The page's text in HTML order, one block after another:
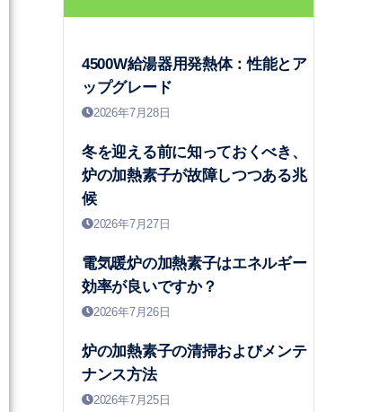
4500W給湯器用発熱体：性能とア
ップグレード
2026年7月28日
冬を迎える前に知っておくべき、
炉の加熱素子が故障しつつある兆
候
2026年7月27日
電気暖炉の加熱素子はエネルギー
効率が良いですか？
2026年7月26日
炉の加熱素子の清掃およびメンテ
ナンス方法
2026年7月25日